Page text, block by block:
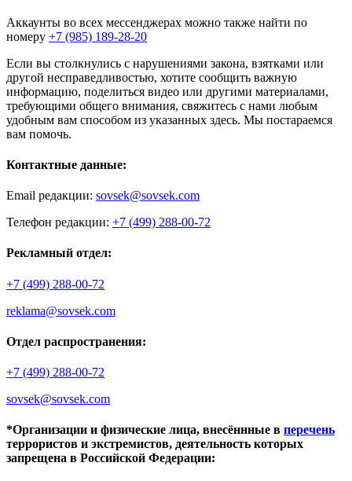
Аккаунты во всех мессенджерах можно также найти по
номеру +7 (985) 189-28-20
Если вы столкнулись с нарушениями закона, взятками или
другой несправедливостью, хотите сообщить важную
информацию, поделиться видео или другими материалами,
требующими общего внимания, свяжитесь с нами любым
удобным вам способом из указанных здесь. Мы постараемся
вам помочь.
Контактные данные:
Email редакции: sovsek@sovsek.com
Телефон редакции: +7 (499) 288-00-72
Рекламный отдел:
+7 (499) 288-00-72
reklama@sovsek.com
Отдел распространения:
+7 (499) 288-00-72
sovsek@sovsek.com
*Организации и физические лица, внесённные в перечень
террористов и экстремистов, деятельность которых
запрещена в Российской Федерации: